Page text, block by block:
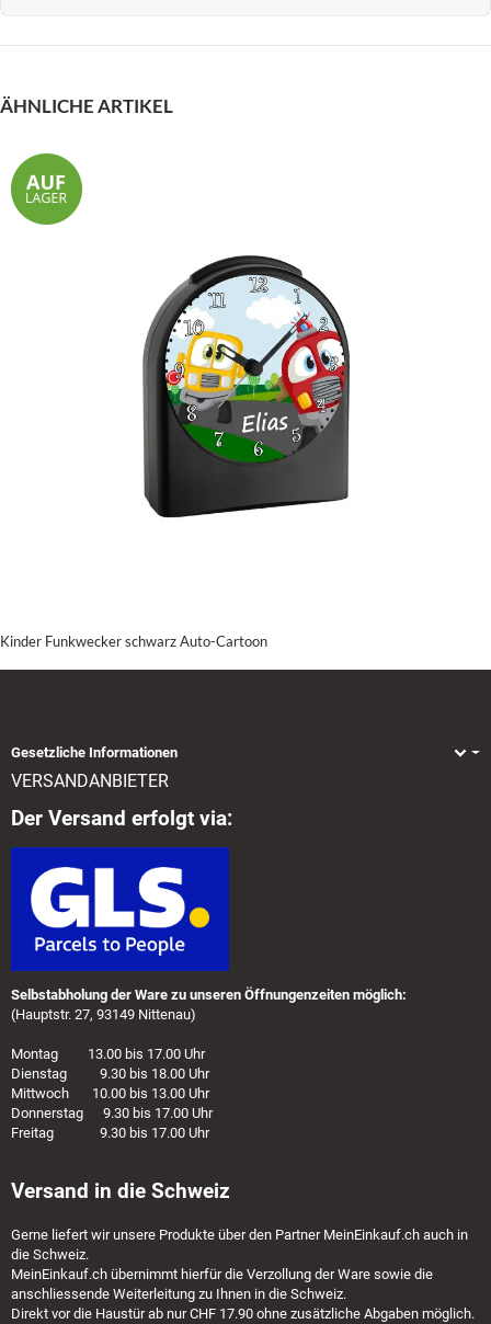
ÄHNLICHE ARTIKEL
Kinder Funkwecker schwarz Auto-Cartoon
Gesetzliche Informationen
VERSANDANBIETER
Der Versand erfolgt via:
Selbstabholung der Ware zu unseren Öffnungenzeiten möglich:
(Hauptstr. 27, 93149 Nittenau)
Montag 13.00 bis 17.00 Uhr
Dienstag 9.30 bis 18.00 Uhr
Mittwoch 10.00 bis 13.00 Uhr
Donnerstag 9.30 bis 17.00 Uhr
Freitag 9.30 bis 17.00 Uhr
Versand in die Schweiz
Gerne liefert wir unsere Produkte über den Partner MeinEinkauf.ch auch in
die Schweiz.
MeinEinkauf.ch übernimmt hierfür die Verzollung der Ware sowie die
anschliessende Weiterleitung zu Ihnen in die Schweiz.
Direkt vor die Haustür ab nur CHF 17.90 ohne zusätzliche Abgaben möglich.